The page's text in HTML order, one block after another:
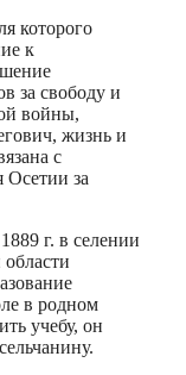
которого
к
за свободу и
войны,
жизнь и
с
Осетии за
г. в селении
в родном
учебу, он